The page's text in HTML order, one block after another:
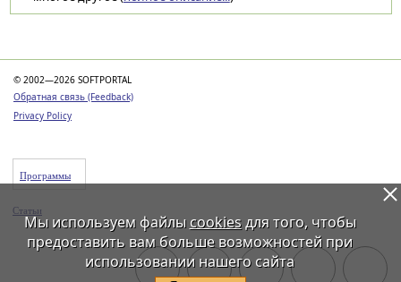
© 2002—2026 SOFTPORTAL
Обратная связь (Feedback)
Privacy Policy
Программы
Статьи
Мы используем файлы cookiesдля того, чтобы
предоставить вам больше возможностей при
использовании нашего сайта